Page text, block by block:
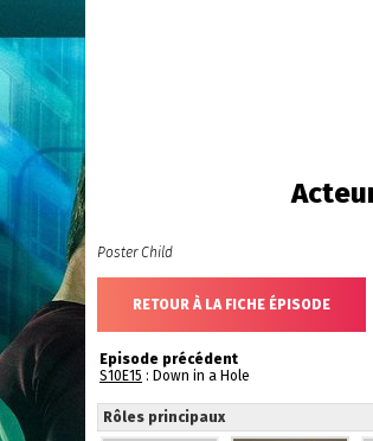
Poster Child
RETOUR À LA FICHE ÉPISODE
Episode précédent
S10E15 : Down in a Hole
Rôles principaux